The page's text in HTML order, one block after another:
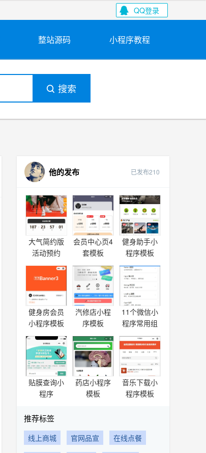
QQ登录
整站源码 小程序教程
搜索
他的发布 已发布210
大气简约版
活动预约
会员中心页4
套模板
健身助手小
程序模板
健身房会员
小程序模板
汽修店小程
序模板
11个微信小
程序常用组
件库
贴膜查询小
程序
药店小程序
模板
音乐下载小
程序模板
推荐标签
线上商城 官网品宣 在线点餐